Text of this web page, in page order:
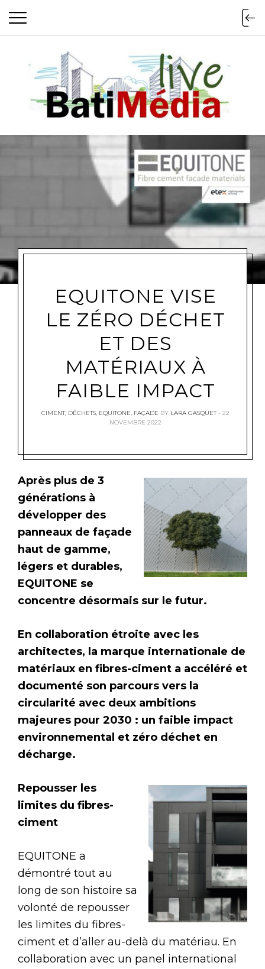
Batimedialive
EQUITONE VISE
LE ZÉRO DÉCHET
ET DES
MATÉRIAUX À
FAIBLE IMPACT
CIMENT, DÉCHETS, EQUITONE, FAÇADE BY LARA GASQUET
22
NOVEMBRE 2022
Après plus de 3
générations à
développer des
panneaux de façade
haut de gamme,
légers et durables,
EQUITONE se
concentre désormais sur le futur.
En collaboration étroite avec les
architectes, la marque internationale de
matériaux en fibres-ciment a accéléré et
documenté son parcours vers la
circularité avec deux ambitions
majeures pour 2030 : un faible impact
environnemental et zéro déchet en
décharge.
Repousser les
limites du fibres-
ciment
EQUITONE a
démontré tout au
long de son histoire sa
volonté de repousser
les limites du fibres-
ciment et d’aller au-delà du matériau. En
collaboration avec un panel international